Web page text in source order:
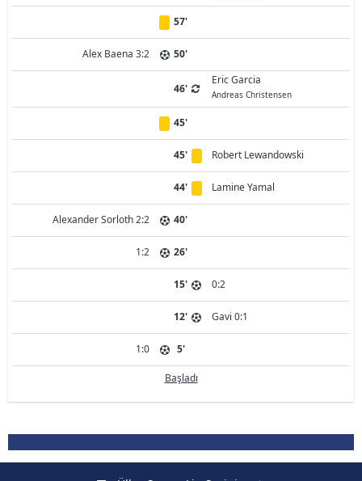
57'
Alex Baena 3:2 50'
46'
Eric Garcia
Andreas Christensen
45'
45' Robert Lewandowski
44' Lamine Yamal
Alexander Sorloth 2:2 40'
1:2 26'
15' 0:2
12' Gavi 0:1
1:0 5'
Başladı